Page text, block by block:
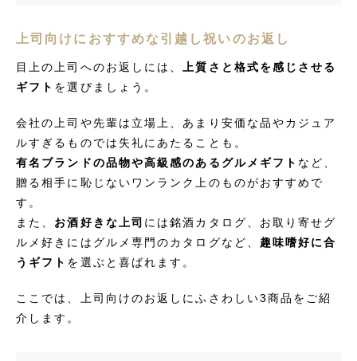
上司向けにおすすめな引越し祝いのお返し
目上の上司へのお返しには、
上質さと格式を感じさせる
ギフト を選びましょう。
会社の上司や先輩は立場上、あまり安価な品やカジュア
ルすぎるものでは失礼にあたることも。
有名ブランドの品物や高級感のあるグルメギフト など、
贈る相手に恥じないワンランク上のものがおすすめで
す。
また、 お酒好きな上司 には銘酒カタログ、お取り寄せグ
ルメ好きにはグルメ専門のカタログなど、 趣味嗜好に合
うギフト を選ぶと喜ばれます。
ここでは、上司向けのお返しにふさわしい3商品をご紹
介します。